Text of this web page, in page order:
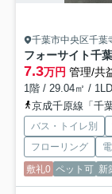
千葉市中央区千葉
フォーサイト千
7.3万円 管理/共
1階 / 29.04㎡ /
京成千原線「千
バス・トイレ別
フローリング
敷礼0 ペット可 新